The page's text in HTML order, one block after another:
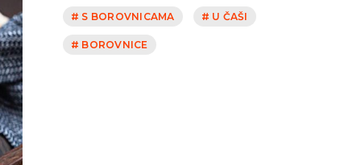
# S BOROVNICAMA # U ČAŠI
# BOROVNICE